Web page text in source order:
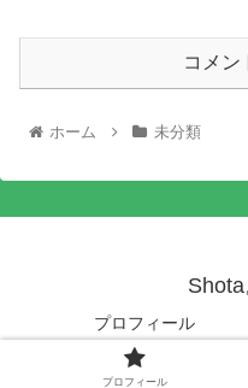
コメン
ホーム 未分類
プロフィール
プロフィール